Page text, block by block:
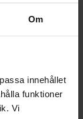
Om
innehållet
funktioner
Vi
Dr Sour Powder